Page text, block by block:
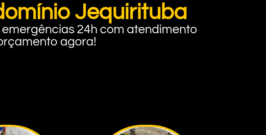
Jequirituba
24h com atendimento
agora!